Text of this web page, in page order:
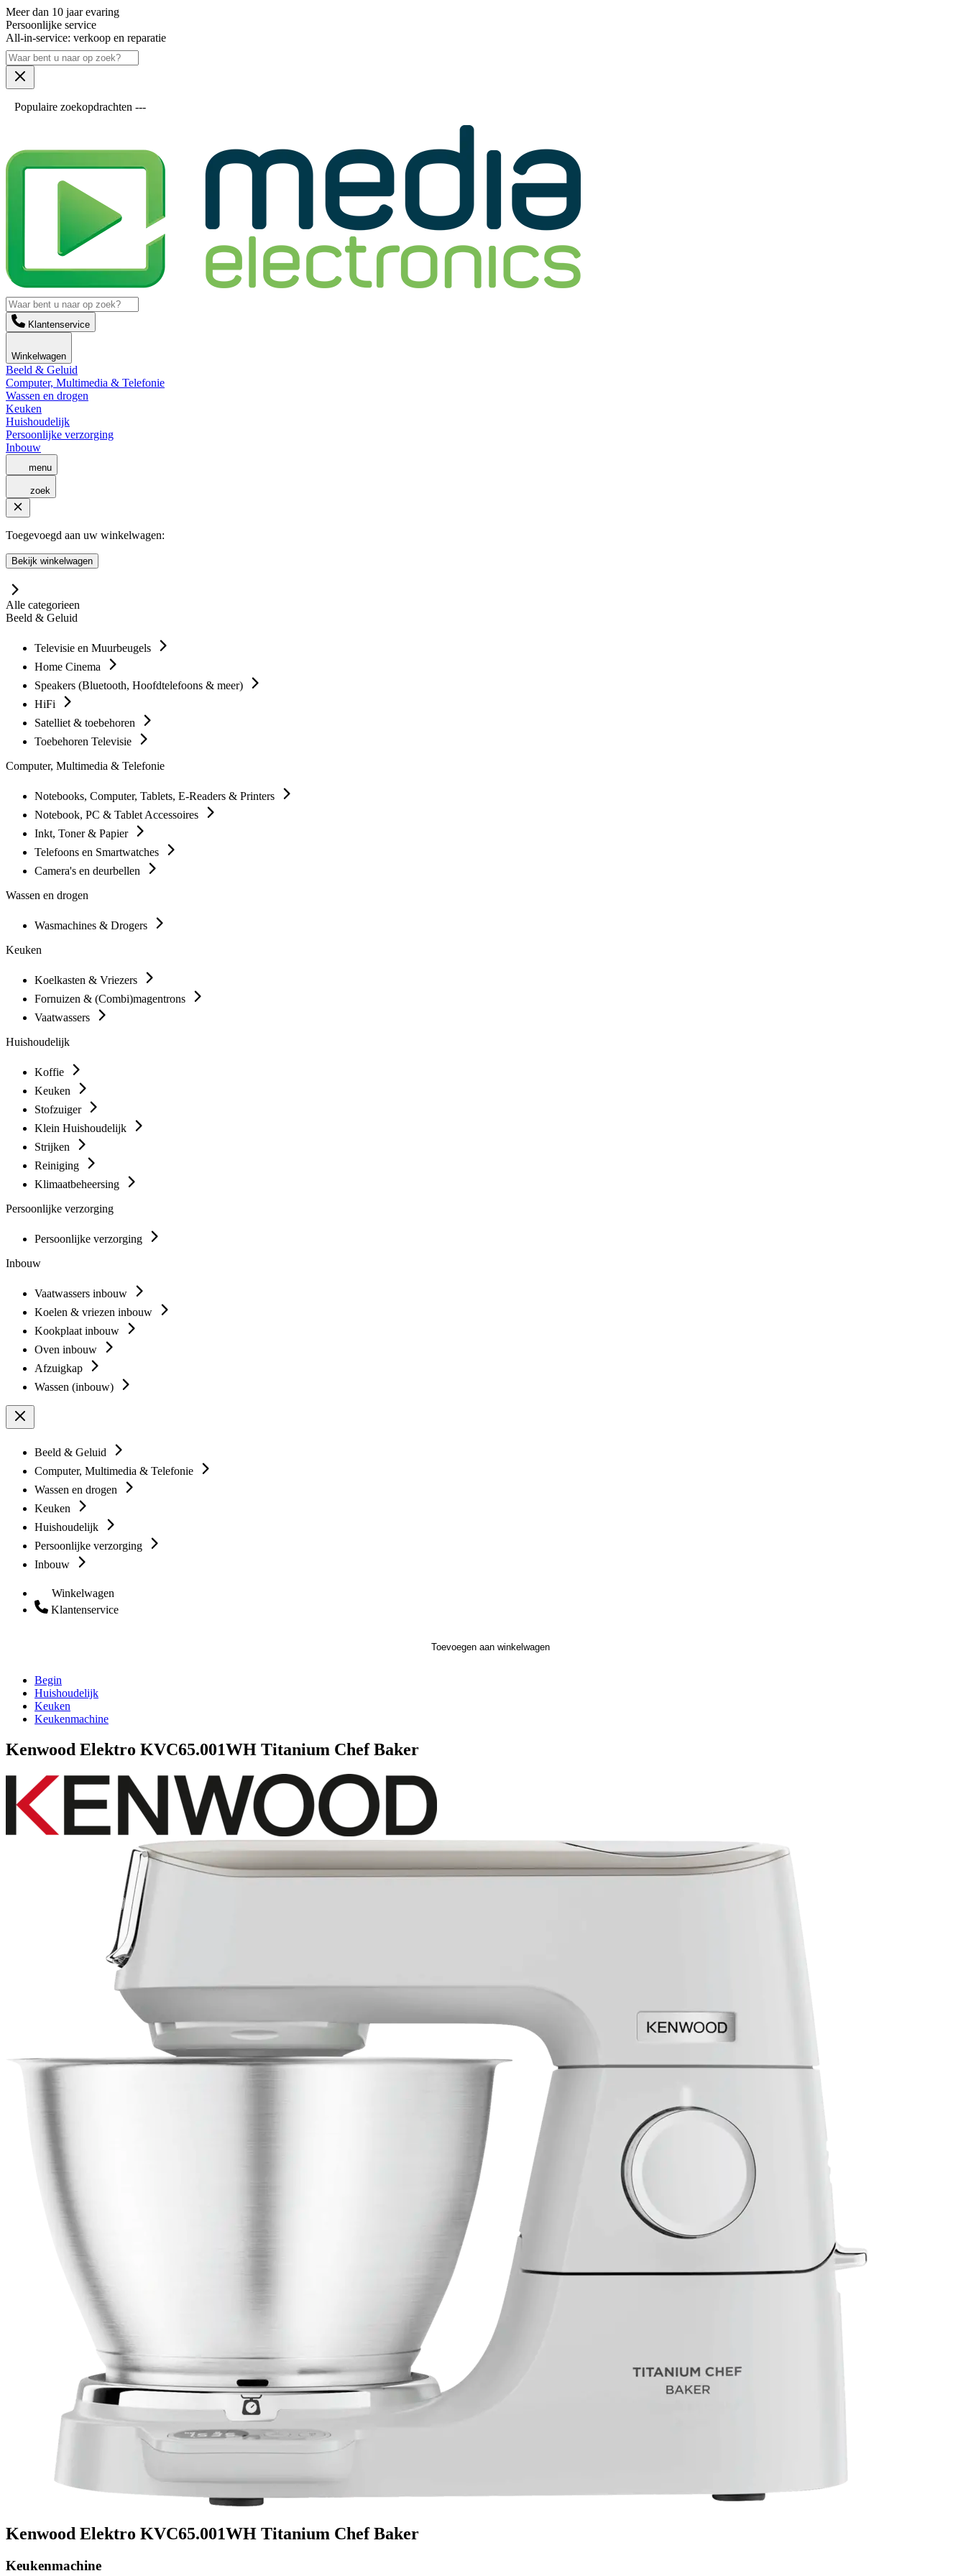
Meer dan 10 jaar evaring
Persoonlijke service
All-in-service: verkoop en reparatie
Populaire zoekopdrachten ---
Klantenservice
Winkelwagen
Beeld & Geluid
Computer, Multimedia & Telefonie
Wassen en drogen
Keuken
Huishoudelijk
Persoonlijke verzorging
Inbouw
menu
zoek
Toegevoegd aan uw winkelwagen:
Bekijk winkelwagen
Alle categorieen
Beeld & Geluid
Televisie en Muurbeugels
Home Cinema
Speakers (Bluetooth, Hoofdtelefoons & meer)
HiFi
Satelliet & toebehoren
Toebehoren Televisie
Computer, Multimedia & Telefonie
Notebooks, Computer, Tablets, E-Readers & Printers
Notebook, PC & Tablet Accessoires
Inkt, Toner & Papier
Telefoons en Smartwatches
Camera's en deurbellen
Wassen en drogen
Wasmachines & Drogers
Keuken
Koelkasten & Vriezers
Fornuizen & (Combi)magentrons
Vaatwassers
Huishoudelijk
Koffie
Keuken
Stofzuiger
Klein Huishoudelijk
Strijken
Reiniging
Klimaatbeheersing
Persoonlijke verzorging
Persoonlijke verzorging
Inbouw
Vaatwassers inbouw
Koelen & vriezen inbouw
Kookplaat inbouw
Oven inbouw
Afzuigkap
Wassen (inbouw)
Beeld & Geluid
Computer, Multimedia & Telefonie
Wassen en drogen
Keuken
Huishoudelijk
Persoonlijke verzorging
Inbouw
Winkelwagen
Klantenservice
Toevoegen aan winkelwagen
Begin
Huishoudelijk
Keuken
Keukenmachine
Kenwood Elektro KVC65.001WH Titanium Chef Baker
Kenwood Elektro KVC65.001WH Titanium Chef Baker
Keukenmachine